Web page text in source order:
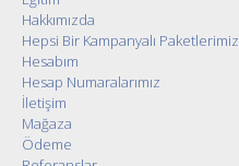
Hakkımızda
Hepsi Bir Kampanyalı Paketlerimiz
Hesabım
Hesap Numaralarımız
İletişim
Mağaza
Ödeme